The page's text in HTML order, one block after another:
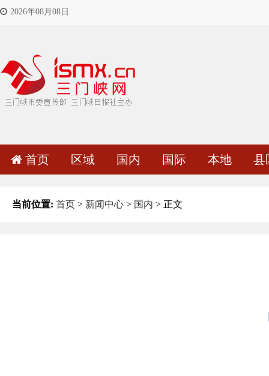
2026年08月08日
首页 区域 国内 国际 本地 县
当前位置: 首页 > 新闻中心 > 国内 > 正文